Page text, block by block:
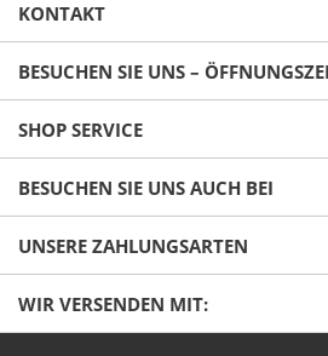
Ich habe die
Mit * gekennzeichnete Felder sind
Senden
KONTAKT
BESUCHEN SIE UNS –
SHOP SERVICE
BESUCHEN SIE UNS AUCH BEI
UNSERE ZAHLUNGSARTEN
WIR VERSENDEN MIT: